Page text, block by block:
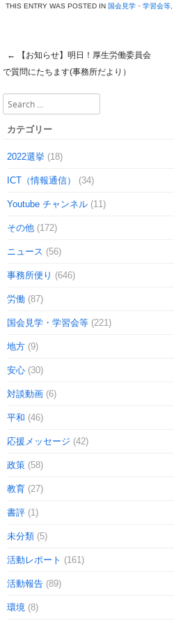
THIS ENTRY WAS POSTED IN 国会見学・学習会等
Post navigation
←
【お知らせ】明日！厚生労働委員会
で質問にたちます(事務所だより）
Search
カテゴリー
2022選挙 (18)
ICT（情報通信） (34)
Youtube チャンネル (11)
その他 (172)
ニュース (56)
事務所便り (646)
労働 (87)
国会見学・学習会等 (221)
地方 (9)
安心 (30)
対談動画 (6)
平和 (46)
応援メッセージ (42)
政策 (58)
教育 (27)
書評 (1)
未分類 (5)
活動レポート (161)
活動報告 (89)
環境 (8)